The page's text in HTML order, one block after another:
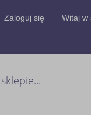
Zaloguj się Witaj w